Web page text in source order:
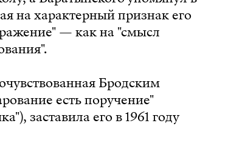
на характерный признак его
— как на "смысл
Бродским
есть поручение"
заставила его в 1961 году